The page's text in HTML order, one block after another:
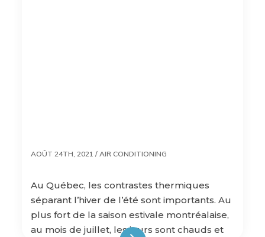
AOÛT 24TH, 2021 /AIR CONDITIONING
Au Québec, les contrastes thermiques
séparant l’hiver de l’été sont importants. Au
plus fort de la saison estivale montréalaise,
au mois de juillet, les jours sont chauds et